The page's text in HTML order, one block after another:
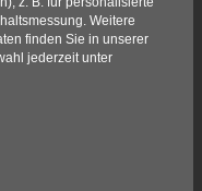
Weitere
finden Sie in unserer
jederzeit unter
für die eine